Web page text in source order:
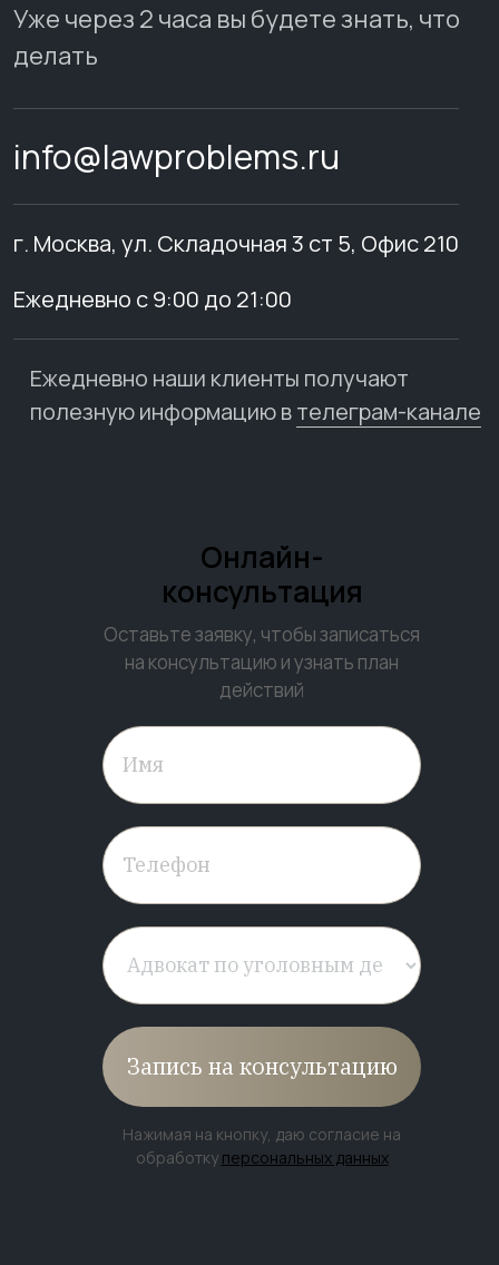
Уже через 2 часа вы будете знать, что
делать
info@lawproblems.ru
г. Москва, ул. Складочная 3 ст 5, Офис 210
Ежедневно с 9:00 до 21:00
Ежедневно наши клиенты получают
полезную информацию втелеграм-канале
Онлайн-
консультация
Оставьте заявку, чтобы записаться
на консультацию и узнать план
действий
Запись на консультацию
Нажимая на кнопку, даю согласие на
обработку персональных данных